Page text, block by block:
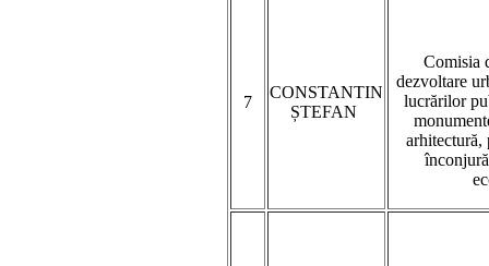
7
CONSTANTIN
ȘTEFAN
Comisia
dezvoltare
lucrărilor
arhitectură,